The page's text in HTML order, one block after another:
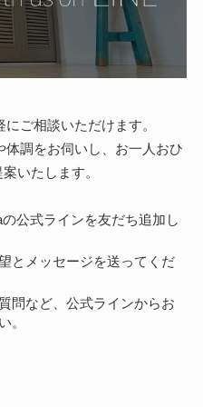
ご相談いただけます。
体調をお伺いし、お一人おひ
いたします。
公式ラインを友だち追加し
とメッセージを送ってくだ
問など、公式ラインからお
。